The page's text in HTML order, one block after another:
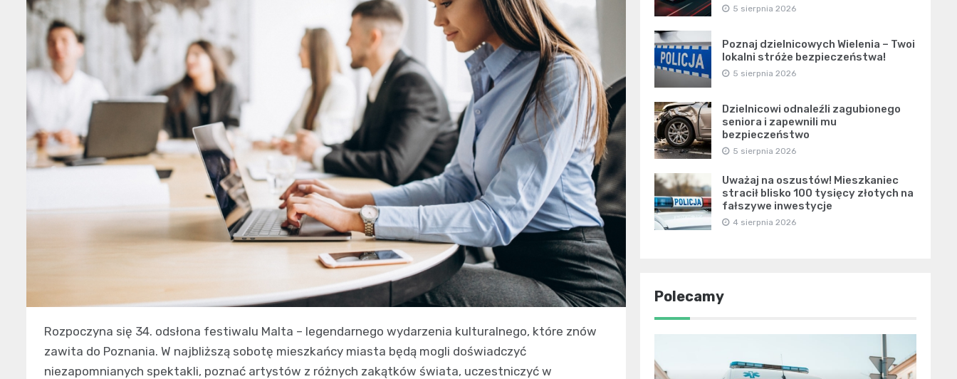
Rozpoczyna się 34. odsłona festiwalu Malta – legendarnego wydarzenia kulturalnego, które znów
zawita do Poznania. W najbliższą sobotę mieszkańcy miasta będą mogli doświadczyć
niezapomnianych spektakli, poznać artystów z różnych zakątków świata, uczestniczyć w
5 sierpnia 2026
Poznaj dzielnicowych Wielenia – Twoi
lokalni stróże bezpieczeństwa!
5 sierpnia 2026
Dzielnicowi odnaleźli zagubionego
seniora i zapewnili mu
bezpieczeństwo
5 sierpnia 2026
Uważaj na oszustów! Mieszkaniec
stracił blisko 100 tysięcy złotych na
fałszywe inwestycje
4 sierpnia 2026
Polecamy